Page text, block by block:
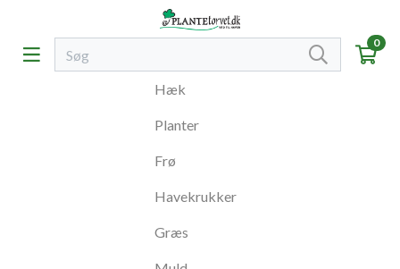
0
Hæk
Planter
Frø
Havekrukker
Græs